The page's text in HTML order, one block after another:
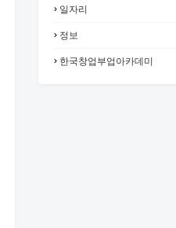
일자리
정보
한국창업부업아카데미